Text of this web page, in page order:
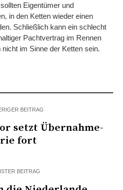
Eigentümer und
in den Ketten wieder einen
Schließlich kann ein schlecht
Pachtvertrag im Rennen
im Sinne der Ketten sein.
BEITRAG
setzt Übernahme-
fort
BEITRAG